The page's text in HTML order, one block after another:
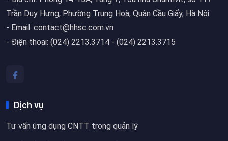
Trần Duy Hưng, Phường Trung Hoà, Quận Cầu Giấy, Hà Nội
- Email: contact@hhsc.com.vn
- Điện thoại: (024) 2213.3714 - (024) 2213.3715
Dịch vụ
Tư vấn ứng dụng CNTT trong quản lý